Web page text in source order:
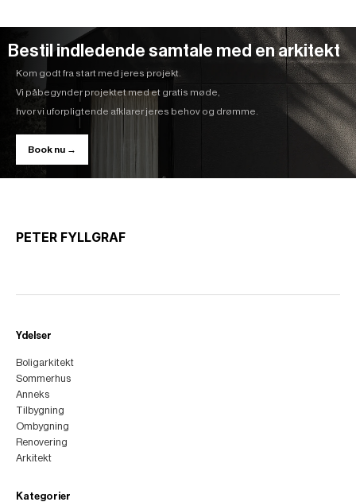
Bestil indledende samtale med en arkitekt
Kom godt fra start med jeres projekt.
Vi påbegynder projektet med et gratis møde,
hvor vi uforpligtende afklarer jeres behov og drømme.
Book nu →
PETER FYLLGRAF
Ydelser
Boligarkitekt
Sommerhus
Anneks
Tilbygning
Ombygning
Renovering
Arkitekt
Kategorier